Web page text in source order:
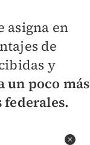
asigna en
de
y
un poco más